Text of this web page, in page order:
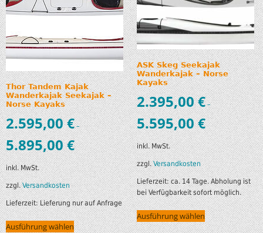
Thor Tandem Kajak
Wanderkajak Seekajak –
Norse Kayaks
2.595,00€–
5.895,00€
inkl. MwSt.
zzgl.Versandkosten
Lieferzeit:Lieferung nur auf Anfrage
Ausführung wählen
ASK Skeg Seekajak
Wanderkajak – Norse
Kayaks
2.395,00€–
5.595,00€
inkl. MwSt.
zzgl.Versandkosten
Lieferzeit:ca. 14 Tage. Abholung ist
bei Verfügbarkeit sofort möglich.
Ausführung wählen